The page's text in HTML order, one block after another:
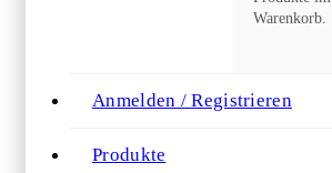
Warenkorb.
Anmelden / Registrieren
Produkte